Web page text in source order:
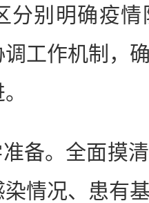
分别明确疫
工作机制，
。全面摸清
情况、患有